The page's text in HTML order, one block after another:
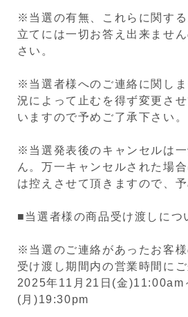
※当選の有無、これらに関す
立てには一切お答え出来ませ
さい。
※当選者様へのご連絡に関し
況によって止むを得ず変更さ
いますので予めご了承下さい。
※ 当選発表後のキャンセルは
ん。万一キャンセルされた場
は控えさせて頂きますので、
■当選者様の商品受け渡しにつ
※当選のご連絡があったお客
受け渡し期間内の営業時間にご
2025年11月21日(金)11:00am
(月)19:30pm